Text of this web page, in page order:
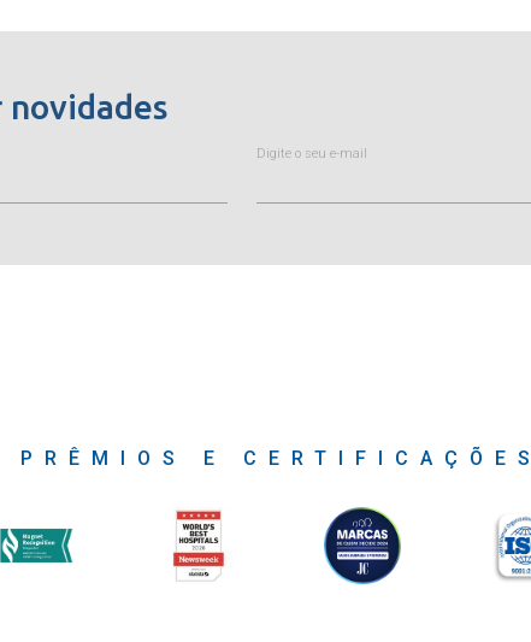
novidades
Digite o seu e-mail
PRÊMIOS E CERTIFICAÇÕES